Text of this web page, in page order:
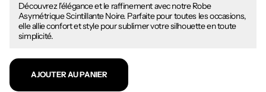
Découvrez l'élégance et le raffinement avec notre Robe
Asymétrique Scintillante Noire. Parfaite pour toutes les occasions,
elle allie confort et style pour sublimer votre silhouette en toute
simplicité.
AJOUTER AU PANIER